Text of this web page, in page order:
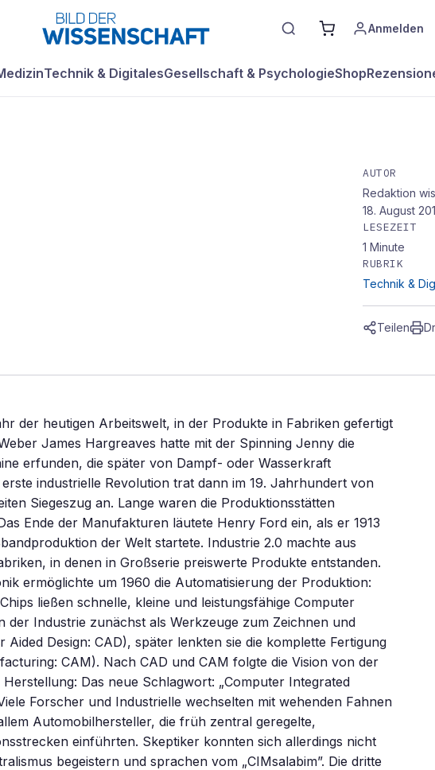
Anmelden
Technik & DigitalesGesellschaft & PsychologieShop
AUTOR
Redaktion
18. August
LESEZEIT
1 Minute
RUBRIK
Technik &
Teilen
der heutigen Arbeitswelt, in der Produkte in Fabriken gefertigt
James Hargreaves hatte mit der Spinning Jenny die
erfunden, die später von Dampf- oder Wasserkraft
industrielle Revolution trat dann im 19. Jahrhundert von
Siegeszug an. Lange waren die Produktionsstätten
Ende der Manufakturen läutete Henry Ford ein, als er 1913
der Welt startete. Industrie 2.0 machte aus
in denen in Großserie preiswerte Produkte entstanden.
ermöglichte um 1960 die Automatisierung der Produktion:
ließen schnelle, kleine und leistungsfähige Computer
der Industrie zunächst als Werkzeuge zum Zeichnen und
Aided Design: CAD), später lenkten sie die komplette Fertigung
CAM). Nach CAD und CAM folgte die Vision von der
Das neue Schlagwort: „Computer Integrated
Forscher und Industrielle wechselten mit wehenden Fahnen
Automobilhersteller, die früh zentral geregelte,
einführten. Skeptiker konnten sich allerdings nicht
begeistern und sprachen vom „CIMsalabim”. Die dritte